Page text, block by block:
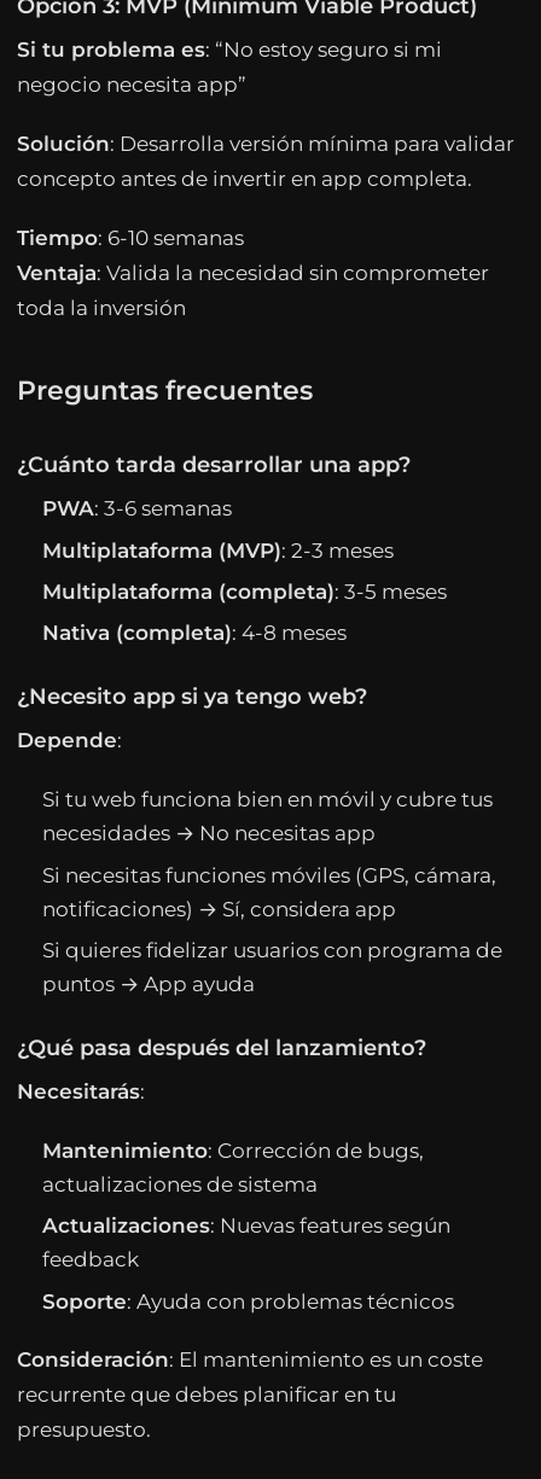
Opción 3: MVP (Minimum Viable Product)
Si tu problema es: “No estoy seguro si mi
negocio necesita app”
Solución: Desarrolla versión mínima para validar
concepto antes de invertir en app completa.
Tiempo: 6-10 semanas
Ventaja: Valida la necesidad sin comprometer
toda la inversión
Preguntas frecuentes
¿Cuánto tarda desarrollar una app?
PWA: 3-6 semanas
Multiplataforma (MVP): 2-3 meses
Multiplataforma (completa): 3-5 meses
Nativa (completa): 4-8 meses
¿Necesito app si ya tengo web?
Depende:
Si tu web funciona bien en móvil y cubre tus
necesidades → No necesitas app
Si necesitas funciones móviles (GPS, cámara,
notificaciones) → Sí, considera app
Si quieres fidelizar usuarios con programa de
puntos → App ayuda
¿Qué pasa después del lanzamiento?
Necesitarás:
Mantenimiento: Corrección de bugs,
actualizaciones de sistema
Actualizaciones: Nuevas features según
feedback
Soporte: Ayuda con problemas técnicos
Consideración: El mantenimiento es un coste
recurrente que debes planificar en tu
presupuesto.